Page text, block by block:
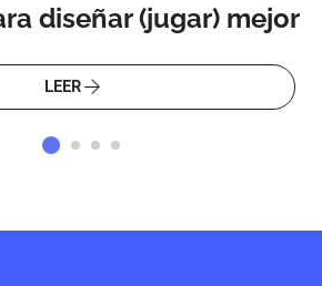
diseñar (jugar) mejor
LEER